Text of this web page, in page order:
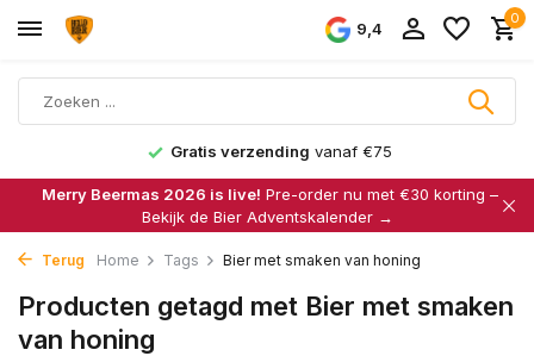
9,4
0
Gratis verzending vanaf €75
Merry Beermas 2026 is live! Pre-order nu met €30 korting –
Bekijk de Bier Adventskalender →
Terug Home Tags Bier met smaken van honing
Producten getagd met Bier met smaken
van honing